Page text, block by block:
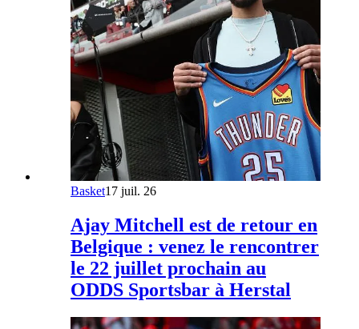
Basket17 juil. 26
Ajay Mitchell est de retour en
Belgique : venez le rencontrer
le 22 juillet prochain au
ODDS Sportsbar à Herstal